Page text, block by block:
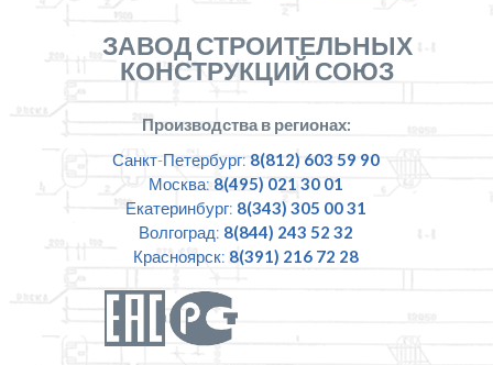
ЗАВОД СТРОИТЕЛЬНЫХ
КОНСТРУКЦИЙ СОЮЗ
Производства в регионах:
Санкт-Петербург: 8(812) 603 59 90
Москва: 8(495) 021 30 01
Екатеринбург: 8(343) 305 00 31
Волгоград: 8(844) 243 52 32
Красноярск: 8(391) 216 72 28